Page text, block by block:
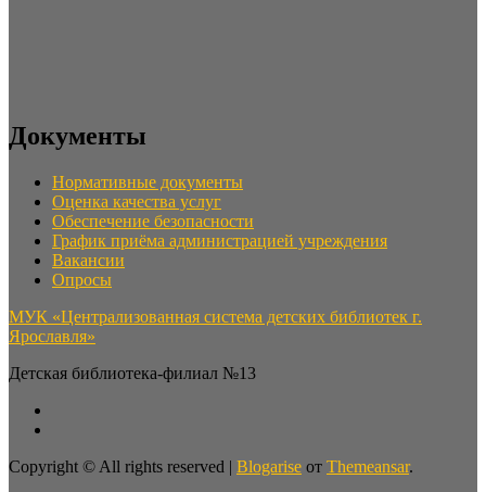
Документы
Нормативные документы
Оценка качества услуг
Обеспечение безопасности
График приёма администрацией учреждения
Вакансии
Опросы
МУК «Централизованная система детских библиотек г.
Ярославля»
Детская библиотека-филиал №13
Copyright © All rights reserved | Blogarise от Themeansar.